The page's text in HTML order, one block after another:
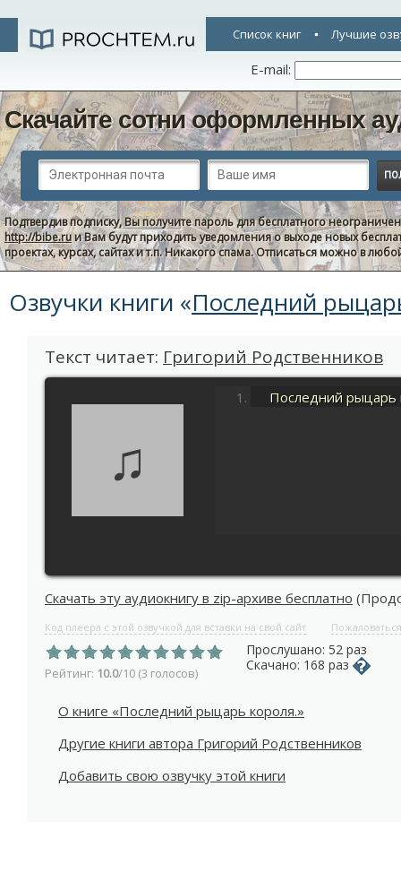
Список книг Лучшие
E-mail:
Скачайте сотни оформленных
Подтвердив подписку, Вы получите пароль для бесплатного
http://bibe.ruи Вам будут приходить уведомления о выходе новых
проектах, курсах, сайтах и т.п. Никакого спама. Отписаться можно в
Озвучки книги «Последний
Текст читает: Григорий Родственников
♫
Последний рыцарь
Скачать эту аудиокнигу в zip-архиве бесплатно
Код плеера с этой озвучкой для вставки на свой сайт Пожаловаться
Рейтинг: 10.0/10 (3 голосов)
Прослушано: 52 раз
Скачано: 168 раз
О книге «Последний рыцарь короля.»
Другие книги автора Григорий Родственников
Добавить свою озвучку этой книги